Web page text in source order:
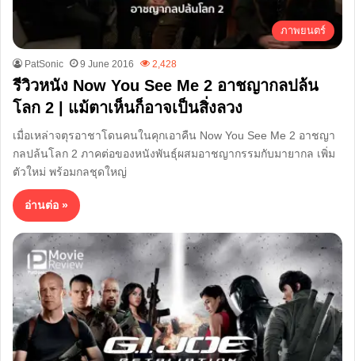
ภาพยนตร์
PatSonic 9 June 2016 2,428
รีวิวหนัง Now You See Me 2 อาชญากลปล้น
โลก 2 | แม้ตาเห็นก็อาจเป็นสิ่งลวง
เมื่อเหล่าจตุรอาชาโดนคนในคุกเอาคืน Now You See Me 2 อาชญา
กลปล้นโลก 2 ภาคต่อของหนังพันธุ์ผสมอาชญากรรมกับมายากล เพิ่ม
ตัวใหม่ พร้อมกลชุดใหญ่
อ่านต่อ »